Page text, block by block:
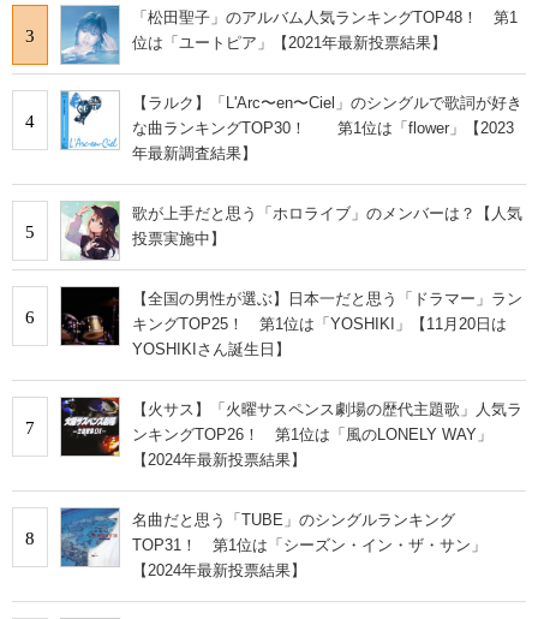
3
「松田聖子」のアルバム人気ランキングTOP48！ 第1
位は「ユートピア」【2021年最新投票結果】
4
【ラルク】「L'Arc〜en〜Ciel」のシングルで歌詞が好き
な曲ランキングTOP30！ 第1位は「flower」【2023
年最新調査結果】
5
歌が上手だと思う「ホロライブ」のメンバーは？【人気
投票実施中】
6
【全国の男性が選ぶ】日本一だと思う「ドラマー」ラン
キングTOP25！ 第1位は「YOSHIKI」【11月20日は
YOSHIKIさん誕生日】
7
【火サス】「火曜サスペンス劇場の歴代主題歌」人気ラ
ンキングTOP26！ 第1位は「風のLONELY WAY」
【2024年最新投票結果】
8
名曲だと思う「TUBE」のシングルランキング
TOP31！ 第1位は「シーズン・イン・ザ・サン」
【2024年最新投票結果】